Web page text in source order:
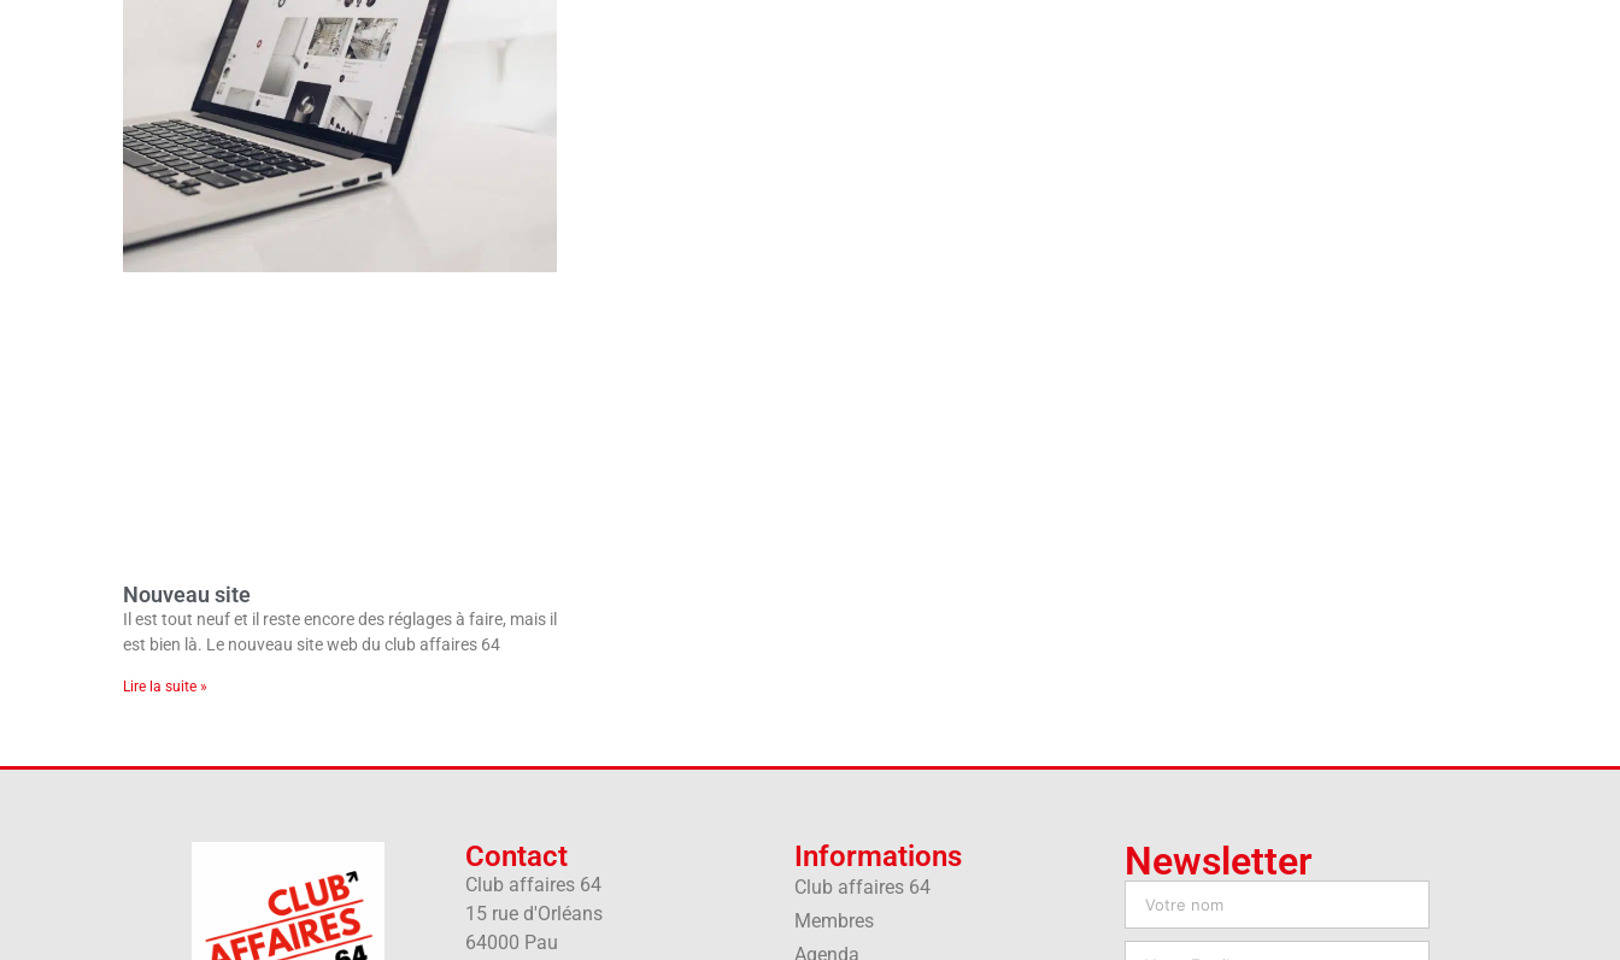
Nouveau site
Il est tout neuf et il reste encore des réglages à faire, mais il
est bien là. Le nouveau site web du club affaires 64
Lire la suite »
Contact
Club affaires 64
15 rue d'Orléans
64000 Pau
Informations
Club affaires 64
Membres
Agenda
Newsletter